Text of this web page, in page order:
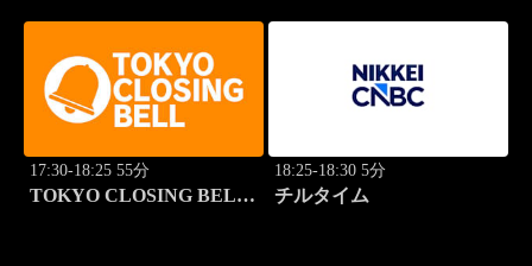
17:30-18:25 55分
TOKYO CLOSING BELL
18:25-18:30 5分
チルタイム